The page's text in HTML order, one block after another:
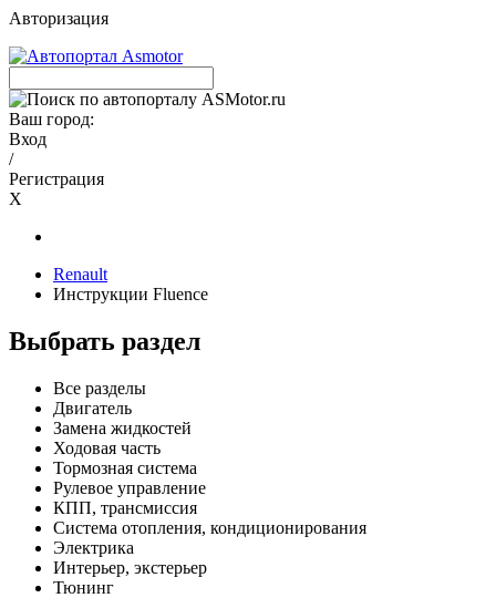
Авторизация
Ваш город:
Вход
/
Регистрация
X
Renault
Инструкции Fluence
Выбрать раздел
Все разделы
Двигатель
Замена жидкостей
Ходовая часть
Тормозная система
Рулевое управление
КПП, трансмиссия
Система отопления, кондиционирования
Электрика
Интерьер, экстерьер
Тюнинг